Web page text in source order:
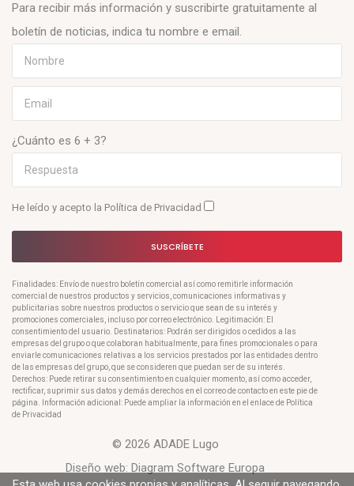
Para recibir más información y suscribirte gratuitamente al
boletín de noticias, indica tu nombre e email.
¿Cuánto es 6 + 3?
He leído y acepto la Política de Privacidad
SUSCRÍBETE
Finalidades: Envío de nuestro boletín comercial así como remitirle información
comercial de nuestros productos y servicios, comunicaciones informativas y
publicitarias sobre nuestros productos o servicio que sean de su interés y
promociones comerciales, incluso por correo electrónico. Legitimación: El
consentimiento del usuario. Destinatarios: Podrán ser dirigidos o cedidos a las
empresas del grupo o que colaboran habitualmente, para fines promocionales o para
enviarle comunicaciones relativas a los servicios prestados por las entidades dentro
de las empresas del grupo, que se consideren que puedan ser de su interés.
Derechos: Puede retirar su consentimiento en cualquier momento, así como acceder,
rectificar, suprimir sus datos y demás derechos en el correo de contacto en este pie de
página. Información adicional: Puede ampliar la información en el enlace de Política
de Privacidad
© 2026 ADADE Lugo
Diseño web: Diagram Software Europa